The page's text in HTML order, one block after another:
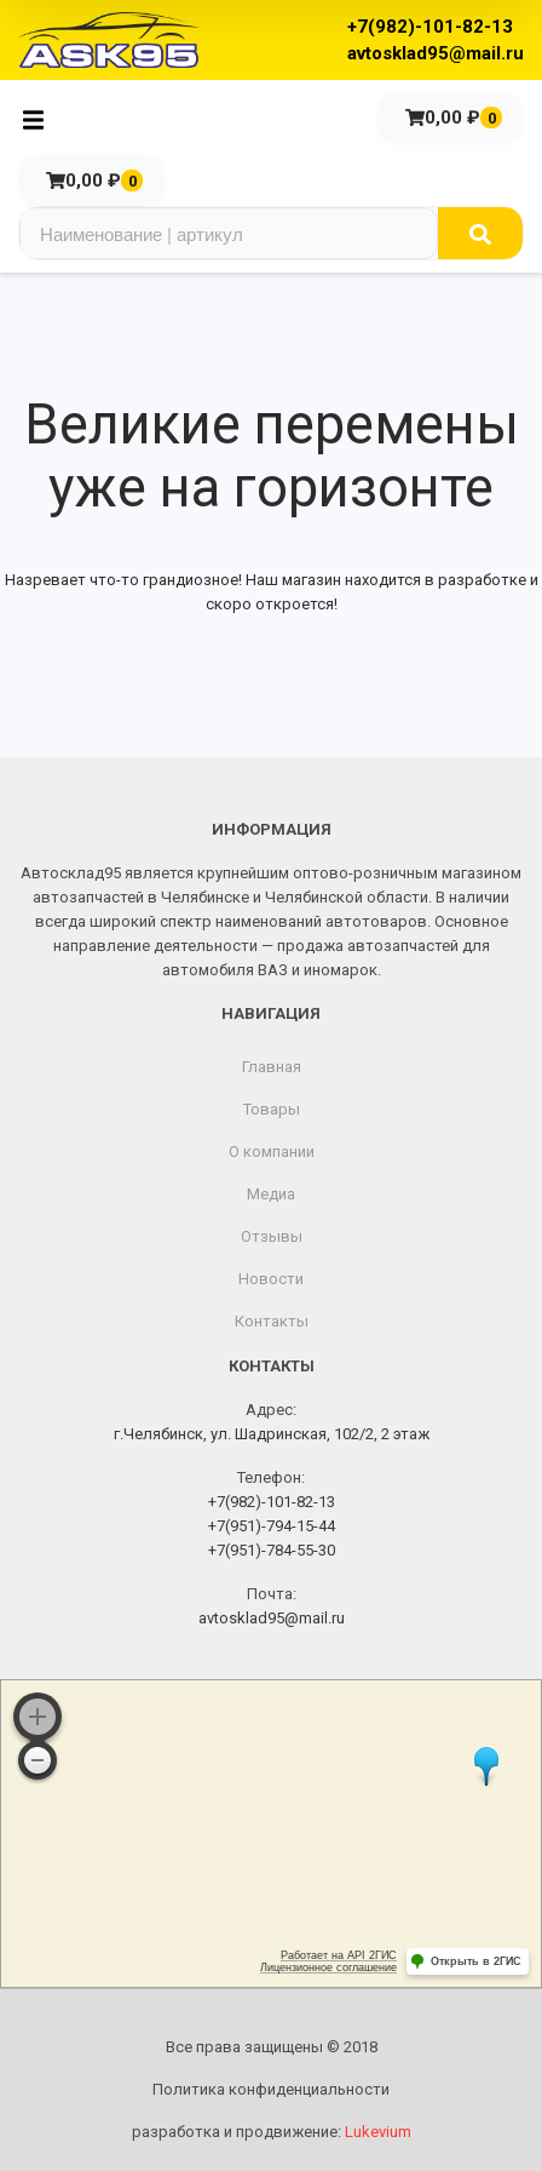
+7(982)-101-82-13
avtosklad95@mail.ru
0,00 ₽ 0
0,00 ₽ 0
Великие перемены
уже на горизонте
Назревает что-то грандиозное! Наш магазин находится в разработке и
скоро откроется!
ИНФОРМАЦИЯ
Автосклад95 является крупнейшим оптово-розничным магазином
автозапчастей в Челябинске и Челябинской области. В наличии
всегда широкий спектр наименований автотоваров. Основное
направление деятельности — продажа автозапчастей для
автомобиля ВАЗ и иномарок.
НАВИГАЦИЯ
Главная
Товары
О компании
Медиа
Отзывы
Новости
Контакты
КОНТАКТЫ
Адрес:
г.Челябинск, ул. Шадринская, 102/2, 2 этаж
Телефон:
+7(982)-101-82-13
+7(951)-794-15-44
+7(951)-784-55-30
Почта:
avtosklad95@mail.ru
Все права защищены © 2018
Политика конфиденциальности
разработка и продвижение: Lukevium